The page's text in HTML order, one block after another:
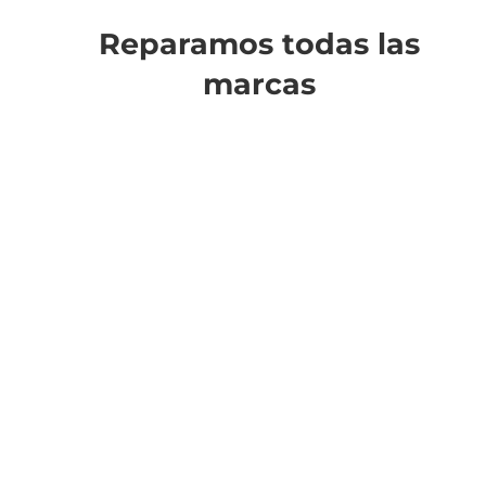
Reparamos todas las
marcas